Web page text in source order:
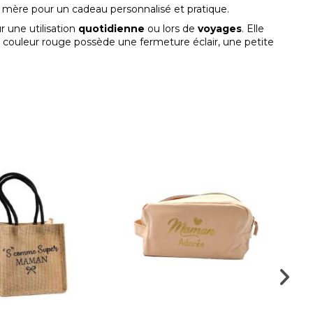
pour un cadeau personnalisé et pratique.
une utilisation quotidienne ou lors devoyages. Elle
rouge possède une fermeture éclair, une petite